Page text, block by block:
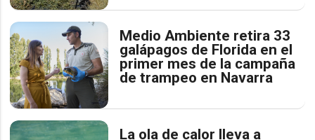
Medio Ambiente retira 33
galápagos de Florida en el
primer mes de la campaña
de trampeo en Navarra
La ola de calor lleva a